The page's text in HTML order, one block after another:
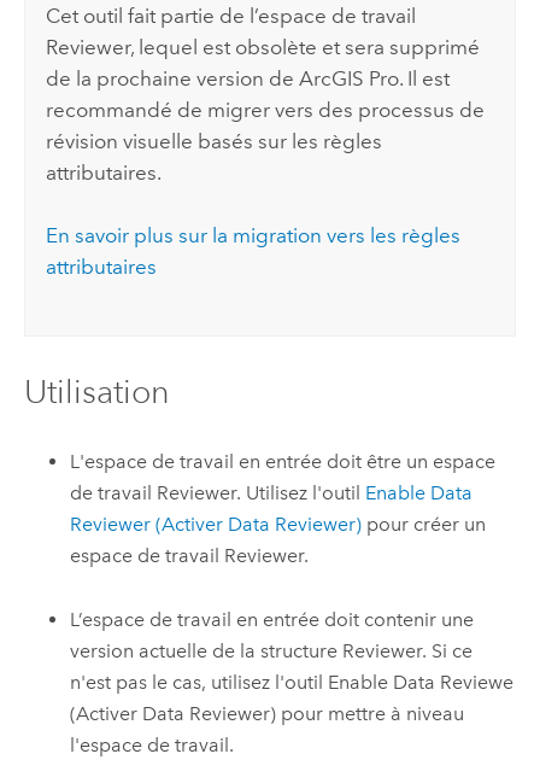
Cet outil fait partie de l’espace de travail
Reviewer, lequel est obsolète et sera supprimé
de la prochaine version deArcGIS Pro. Il est
recommandé de migrer vers des processus de
révision visuelle basés sur les règles
attributaires.
En savoir plus sur la migration vers les règles
attributaires
Utilisation
L'espace de travail en entrée doit être un espace
de travail Reviewer. Utilisez l'outil Enable Data
Reviewer (Activer Data Reviewer) pour créer un
espace de travail Reviewer.
L’espace de travail en entrée doit contenir une
version actuelle de la structure Reviewer. Si ce
n'est pas le cas, utilisez l'outil Enable Data Reviewe
(Activer Data Reviewer) pour mettre à niveau
l'espace de travail.